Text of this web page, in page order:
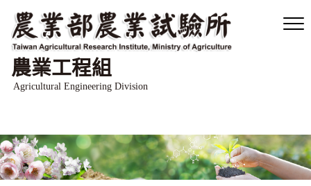
農業工程組
Agricultural Engineering Division